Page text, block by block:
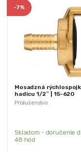
Príslušenstvo
-7%
Mosadzná
hadicu 1/2″ | 15-620
Skladom - doručenie
48 hod